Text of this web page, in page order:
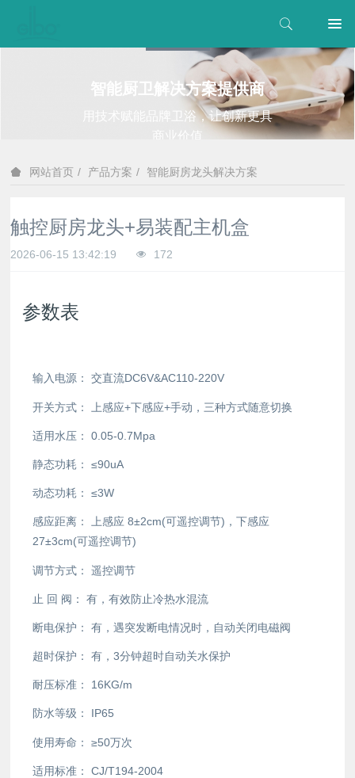
智能厨卫解决方案提供商
用技术赋能品牌卫浴，让创新更具
商业价值
网站首页 产品方案 智能厨房龙头解决方案
触控厨房龙头+易装配主机盒
2026-06-15 13:42:19 172
参数表
输入电源： 交直流DC6V&AC110-220V
开关方式： 上感应+下感应+手动，三种方式随意切换
适用水压： 0.05-0.7Mpa
静态功耗： ≤90uA
动态功耗： ≤3W
感应距离：
上感应 8±2cm(可遥控调节)，下感应
27±3cm(可遥控调节)
调节方式： 遥控调节
止 回 阀： 有，有效防止冷热水混流
断电保护： 有，遇突发断电情况时，自动关闭电磁阀
超时保护： 有，3分钟超时自动关水保护
耐压标准： 16KG/m
防水等级： IP65
使用寿命： ≥50万次
适用标准： CJ/T194-2004